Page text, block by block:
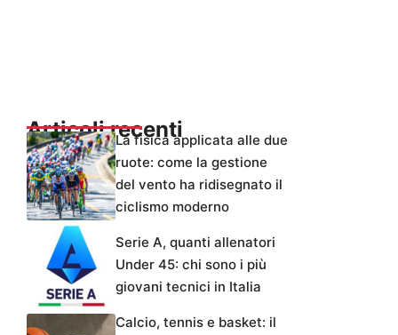
Articoli recentiLa fisica applicata alle due
ruote: come la gestione
del vento ha ridisegnato il
ciclismo moderno
Serie A, quanti allenatori
Under 45: chi sono i più
giovani tecnici in Italia
Calcio, tennis e basket: il